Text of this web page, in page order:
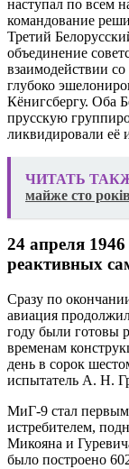
наступал по всем
командование
Третий
объединение
взаимодействии
глубоко
Кёнигсбергу. Оба
прусскую
ликвидировали
ЧИТАТЬ
майже сто
24 апреля
реактивных
Сразу по
авиация
году были готовы
временам
день в сорок
испытатель А. Н.
МиГ-9 стал
истребителем,
Микояна и
было построено